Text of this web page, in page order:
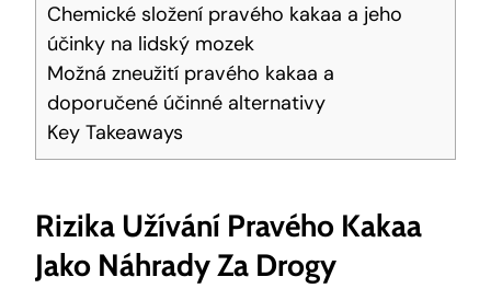
Chemické složení pravého kakaa a jeho
účinky na lidský mozek
Možná zneužití pravého kakaa a
doporučené účinné alternativy
Key Takeaways
Rizika Užívání Pravého Kakaa
Jako Náhrady Za Drogy